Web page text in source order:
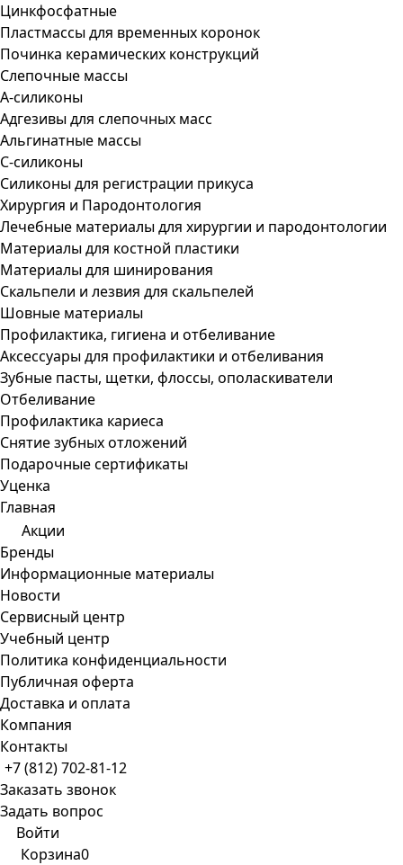
Цинкфосфатные
Пластмассы для временных коронок
Починка керамических конструкций
Слепочные массы
А-силиконы
Адгезивы для слепочных масс
Альгинатные массы
С-силиконы
Силиконы для регистрации прикуса
Хирургия и Пародонтология
Лечебные материалы для хирургии и пародонтологии
Материалы для костной пластики
Материалы для шинирования
Скальпели и лезвия для скальпелей
Шовные материалы
Профилактика, гигиена и отбеливание
Аксессуары для профилактики и отбеливания
Зубные пасты, щетки, флоссы, ополаскиватели
Отбеливание
Профилактика кариеса
Снятие зубных отложений
Подарочные сертификаты
Уценка
Главная
Акции
Бренды
Информационные материалы
Новости
Сервисный центр
Учебный центр
Политика конфиденциальности
Публичная оферта
Доставка и оплата
Компания
Контакты
+7 (812) 702-81-12
Заказать звонок
Задать вопрос
Войти
Корзина0